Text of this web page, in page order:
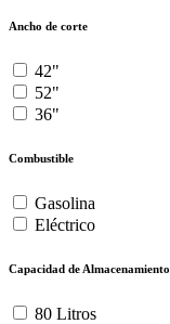
Ancho de corte
42"
52"
36"
Combustible
Gasolina
Eléctrico
Capacidad de Almacenamiento
80 Litros